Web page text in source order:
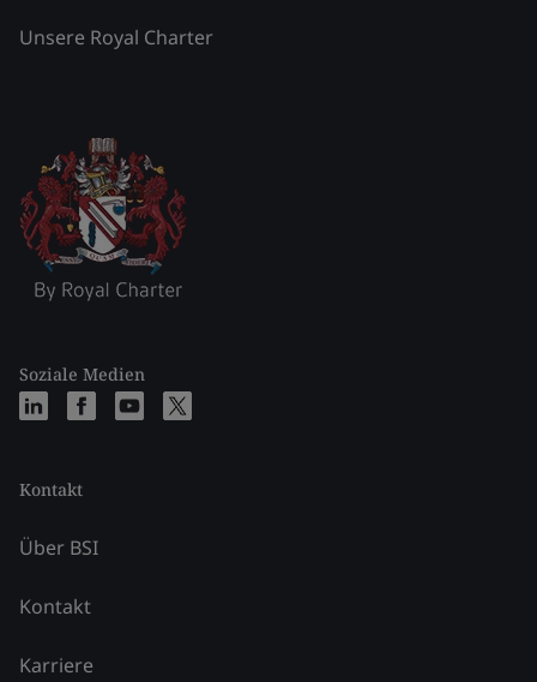
Unsere Royal Charter
Soziale Medien
Kontakt
Über BSI
Kontakt
Karriere